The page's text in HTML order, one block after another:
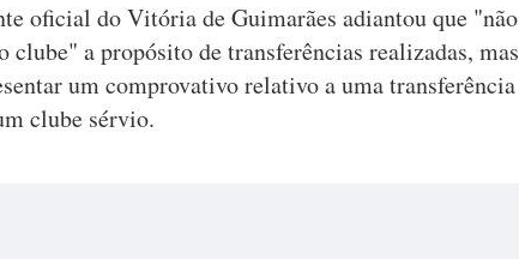
oficial do Vitória de Guimarães adiantou que "não
clube" a propósito de transferências realizadas, mas
um comprovativo relativo a uma transferência
clube sérvio.